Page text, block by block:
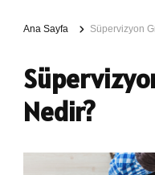
Ana Sayfa Süpervizyon
Nedir?